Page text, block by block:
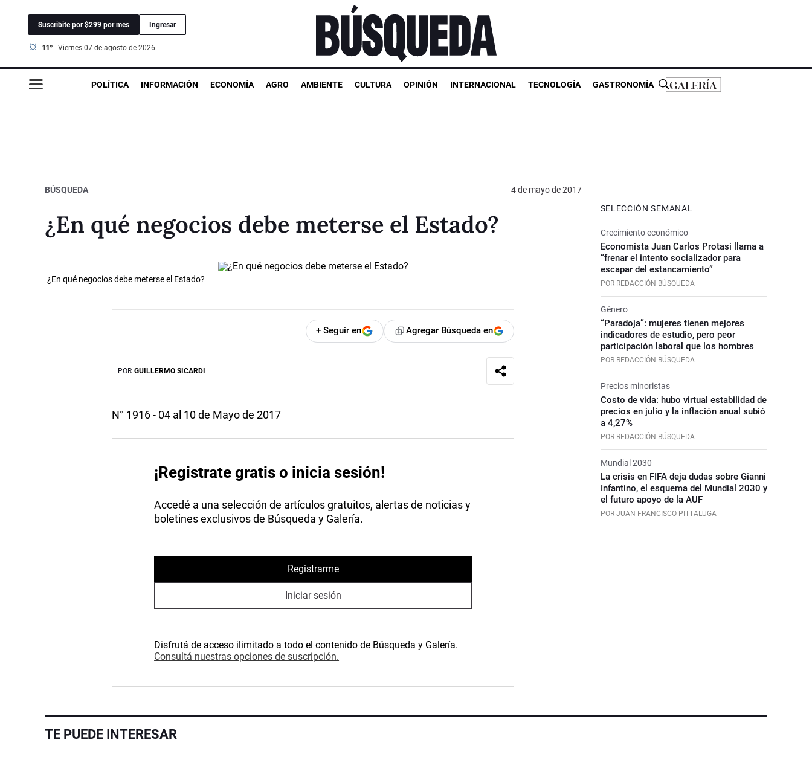
Suscribite por $299 por mes Ingresar
11° viernes 07 de agosto de 2026
POLÍTICA INFORMACIÓN ECONOMÍA AGRO AMBIENTE CULTURA OPINIÓN INTERNACIONAL TECNOLOGÍA GASTRONOMÍA
BÚSQUEDA 4 de mayo de 2017
¿En qué negocios debe meterse el Estado?
¿En qué negocios debe meterse el Estado?
+ Seguir en Agregar Búsqueda en
POR GUILLERMO SICARDI
N° 1916 - 04 al 10 de Mayo de 2017
¡Registrate gratis o inicia sesión!
Accedé a una selección de artículos gratuitos, alertas de noticias y
boletines exclusivos de Búsqueda y Galería.
Registrarme
Iniciar sesión
Disfrutá de acceso ilimitado a todo el contenido de Búsqueda y Galería.
Consultá nuestras opciones de suscripción.
SELECCIÓN SEMANAL
Crecimiento económico
Economista Juan Carlos Protasi llama a
“frenar el intento socializador para
escapar del estancamiento”
POR REDACCIÓN BÚSQUEDA
Género
“Paradoja”: mujeres tienen mejores
indicadores de estudio, pero peor
participación laboral que los hombres
POR REDACCIÓN BÚSQUEDA
Precios minoristas
Costo de vida: hubo virtual estabilidad de
precios en julio y la inflación anual subió
a 4,27%
POR REDACCIÓN BÚSQUEDA
Mundial 2030
La crisis en FIFA deja dudas sobre Gianni
Infantino, el esquema del Mundial 2030 y
el futuro apoyo de la AUF
POR JUAN FRANCISCO PITTALUGA
TE PUEDE INTERESAR